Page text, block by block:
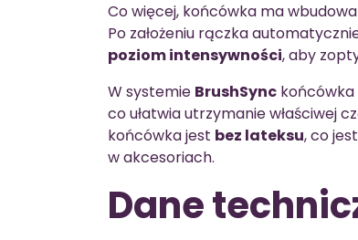
Co więcej, końcówka ma
Po założeniu rączka
poziom intensywności, aby
W systemie BrushSync
co ułatwia utrzymanie właściwej
końcówka jest bez lateksu, co
w akcesoriach.
Dane